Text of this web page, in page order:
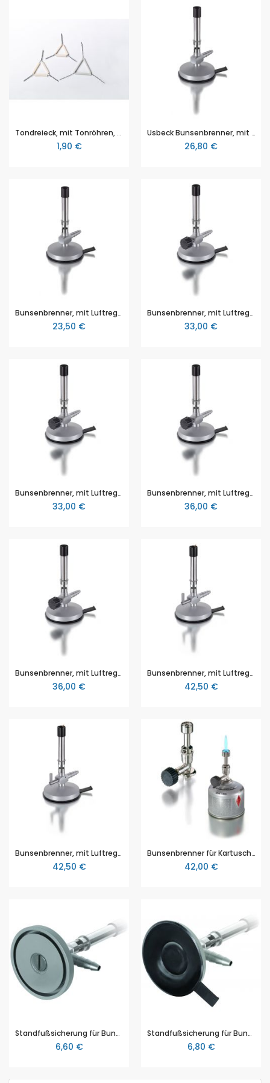
Tondreieck, mit Tonröhren, 60 mm zur Verwendung mit Tiegeln
1,90 €
Usbeck Bunsenbrenner, mit Luftregulierung, für Erdgas, DIN-30665 Ausführung
26,80 €
Bunsenbrenner, mit Luftregulierung, für Propan, DIN-Ausführung
23,50 €
Bunsenbrenner, mit Luftregulierung und Nadelventil, für Erdgas, DIN-Ausführung
33,00 €
Bunsenbrenner, mit Luftregulierung und Nadelventil, für Propan, DIN-Ausführung
33,00 €
Bunsenbrenner, mit Luftregulierung, Nadelventil und Sparflamme, für Erdgas, DIN-Ausführung
36,00 €
Bunsenbrenner, mit Luftregulierung, Nadelventil und Sparflamme, für Propan, DIN-Ausführung
36,00 €
Bunsenbrenner, mit Luftregulierung, Gashahn und Sparflamme, für Erdgas, DIN-Ausführung
42,50 €
Bunsenbrenner, mit Luftregulierung, Gashahn und Sparflamme, für Propan, DIN-Ausführung
42,50 €
Bunsenbrenner für Kartusche, Luftregulierung, Nadelventil Temperatur bis 1640°C, DIN-Ausführung DIN-DVGW-Reg.-Nr. NG-2211AS0473
42,00 €
Standfußsicherung für Bunsenbrenner, schwere Ausführung
6,60 €
Standfußsicherung für Bunsenbrenner, mit Saughaftfuß zur Schonung der Stellfläche
6,80 €